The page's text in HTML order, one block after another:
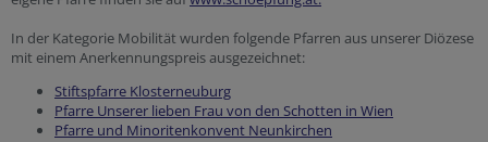
In der Kategorie Mobilität wurden folgende Pfarren aus unserer Diözese
mit einem Anerkennungspreis ausgezeichnet:
Stiftspfarre Klosterneuburg
Pfarre Unserer lieben Frau von den Schotten in Wien
Pfarre und Minoritenkonvent Neunkirchen